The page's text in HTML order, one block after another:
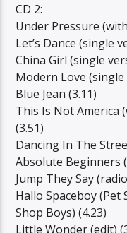
CD 2:
Under Pressure
Let’s Dance (single
China Girl (single
Modern Love (single
Blue Jean (3.11)
This Is Not America
(3.51)
Dancing In The
Absolute Beginners
Jump They Say
Hallo Spaceboy
Shop Boys) (4.23)
Little Wonder (edit)